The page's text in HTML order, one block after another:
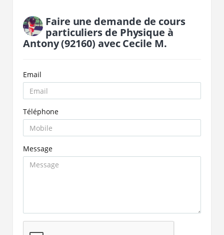
Faire une demande de cours
particuliers de Physique à
Antony(92160) avecCecile M.
Email
Téléphone
Message